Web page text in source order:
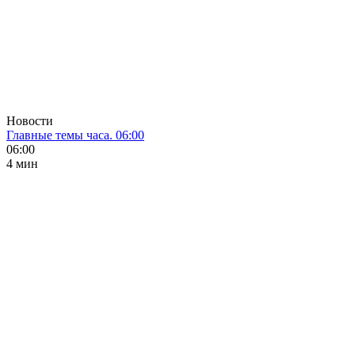
Новости
Главные темы часа. 06:00
06:00
4 мин